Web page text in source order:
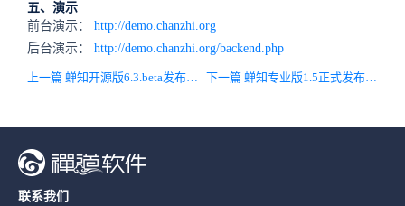
五、演示
前台演示：
http://demo.chanzhi.org
后台演示： http://demo.chanzhi.org/backend.php
上一篇 蝉知开源版6.3.beta发布，升级框架增强程序安全 下一篇 蝉知专业版1.5正式发布，集成安全增强的功能
联系我们